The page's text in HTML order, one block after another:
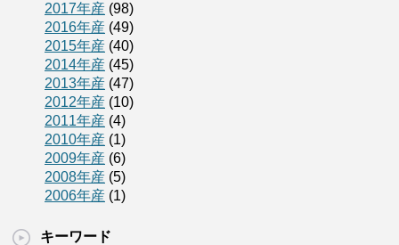
2017年産 (98)
2016年産 (49)
2015年産 (40)
2014年産 (45)
2013年産 (47)
2012年産 (10)
2011年産 (4)
2010年産 (1)
2009年産 (6)
2008年産 (5)
2006年産 (1)
キーワード